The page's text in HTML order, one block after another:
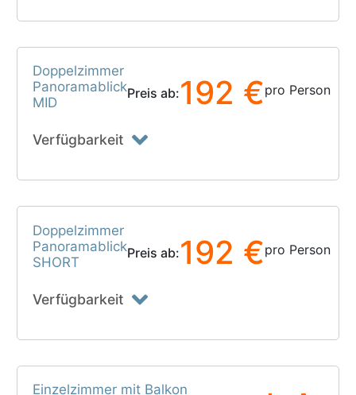
Doppelzimmer
Panoramablick
MID
Preis ab:192 €pro Person
Verfügbarkeit
Doppelzimmer
Panoramablick
SHORT
Preis ab:192 €pro Person
Verfügbarkeit
Einzelzimmer mit Balkon